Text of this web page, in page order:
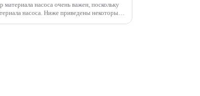
насоса очень важен, поскольку
насоса. Ниже приведены некоторые